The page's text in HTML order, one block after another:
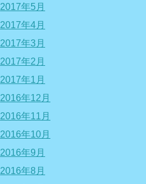
2017年5月
2017年4月
2017年3月
2017年2月
2017年1月
2016年12月
2016年11月
2016年10月
2016年9月
2016年8月